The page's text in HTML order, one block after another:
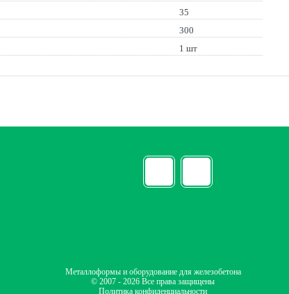
35
300
1 шт
Металлоформы и оборудование для железобетона
© 2007 - 2026 Все права защищены
Политика конфиденциальности